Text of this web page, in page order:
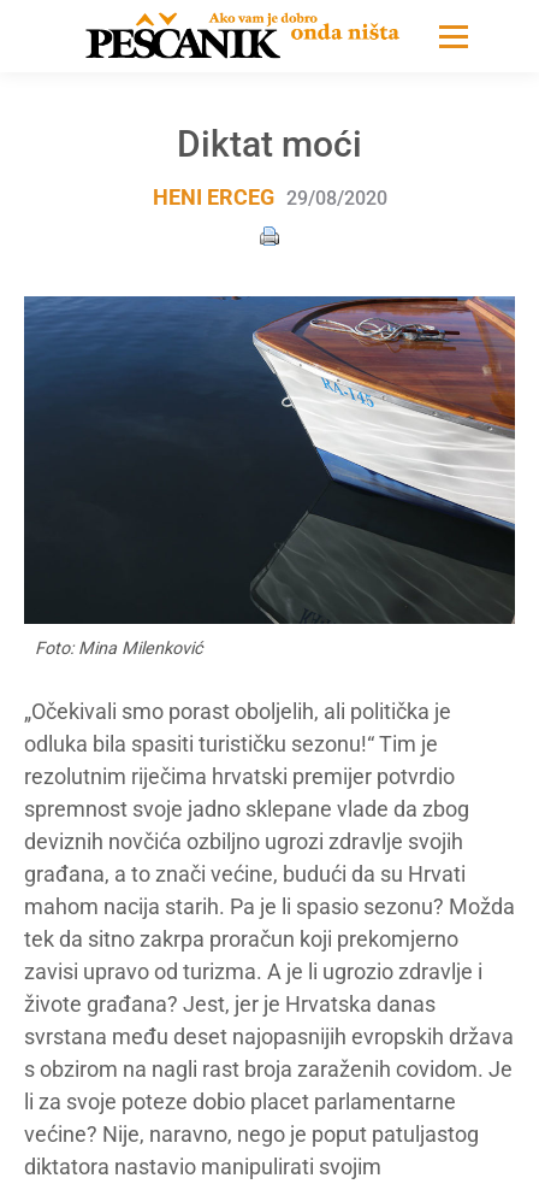
Diktat moći
HENI ERCEG 29/08/2020
Foto: Mina Milenković
„Očekivali smo porast oboljelih, ali politička je
odluka bila spasiti turističku sezonu!“ Tim je
rezolutnim riječima hrvatski premijer potvrdio
spremnost svoje jadno sklepane vlade da zbog
deviznih novčića ozbiljno ugrozi zdravlje svojih
građana, a to znači većine, budući da su Hrvati
mahom nacija starih. Pa je li spasio sezonu? Možda
tek da sitno zakrpa proračun koji prekomjerno
zavisi upravo od turizma. A je li ugrozio zdravlje i
živote građana? Jest, jer je Hrvatska danas
svrstana među deset najopasnijih evropskih država
s obzirom na nagli rast broja zaraženih covidom. Je
li za svoje poteze dobio placet parlamentarne
većine? Nije, naravno, nego je poput patuljastog
diktatora nastavio manipulirati svojim